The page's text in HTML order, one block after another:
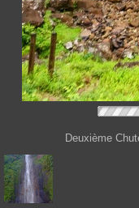
Deuxième